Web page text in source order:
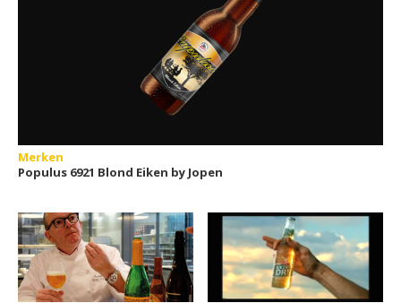
Merken
Populus 6921 Blond Eiken by Jopen